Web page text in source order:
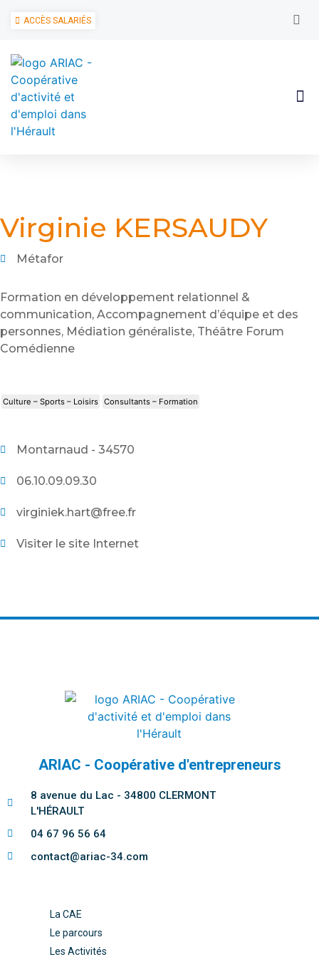
ACCÈS SALARIÉS
Virginie KERSAUDY
Métafor
Formation en développement relationnel &
communication, Accompagnement d’équipe et des
personnes, Médiation généraliste, Théâtre Forum
Comédienne
Culture – Sports – Loisirs Consultants – Formation
Montarnaud - 34570
06.10.09.09.30
virginiek.hart@free.fr
Visiter le site Internet
ARIAC - Coopérative d'entrepreneurs
8 avenue du Lac - 34800 CLERMONT
L'HÉRAULT
04 67 96 56 64
contact@ariac-34.com
La CAE
Le parcours
Les Activités